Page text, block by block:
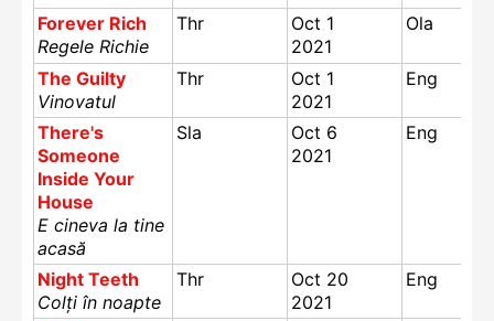
Forever Rich
Regele Richie
Thr
Oct 1
2021
Ola
The Guilty
Vinovatul
Thr
Oct 1
2021
Eng
There's
Someone
Inside Your
House
E cineva la tine
acasă
Sla
Oct 6
2021
Eng
Night Teeth
Colți în noapte
Thr
Oct 20
2021
Eng